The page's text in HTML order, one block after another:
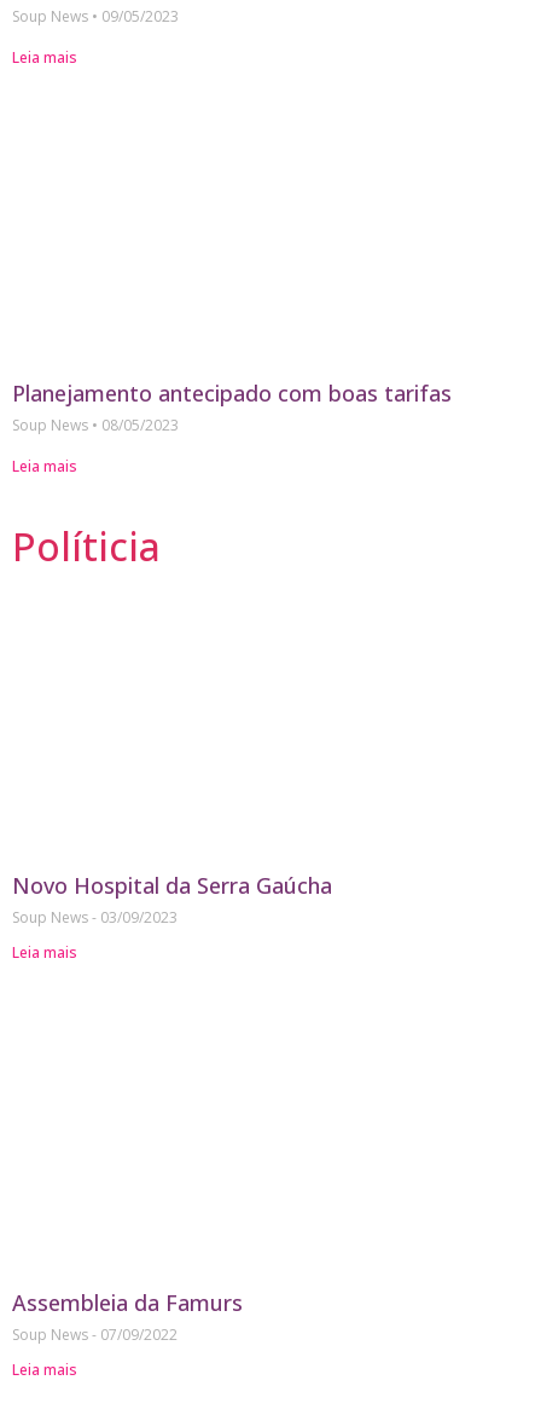
Soup News
09/05/2023
Leia mais
Planejamento antecipado com boas tarifas
Soup News
08/05/2023
Leia mais
Políticia
Novo Hospital da Serra Gaúcha
Soup News
03/09/2023
Leia mais
Assembleia da Famurs
Soup News
07/09/2022
Leia mais